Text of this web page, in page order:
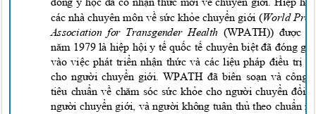
các nhà chuyên môn về sức khỏe chuyển giới (World
Association for Transgender Health (WPATH)) được
năm 1979 là hiệp hội y tế quốc tế chuyên biệt đã đóng
vào việc phát triển nhận thức và các liệu pháp điều trị
cho người chuyển giới. WPATH đã biên soạn và
tiêu chuẩn về chăm sóc sức khỏe cho người chuyển
người chuyển giới, và người không tuân thủ theo chuẩn